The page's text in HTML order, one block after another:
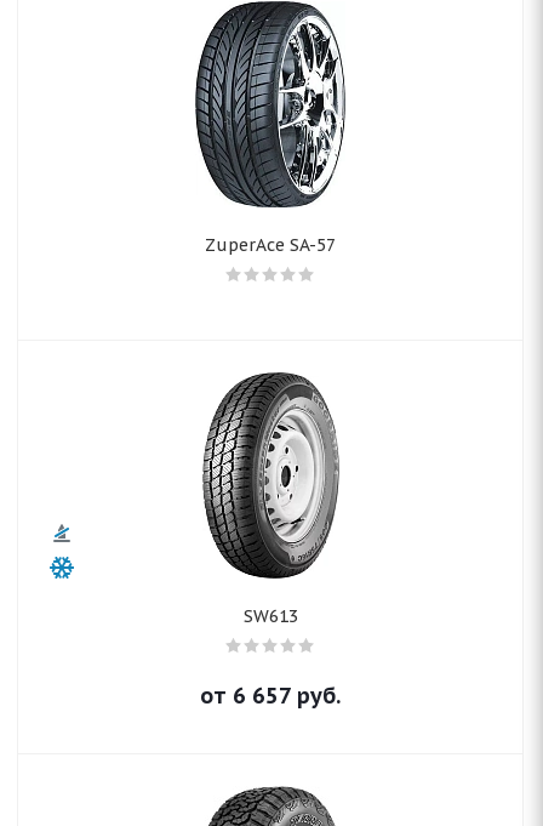
ZuperAce SA-57
SW613
от 6 657 руб.